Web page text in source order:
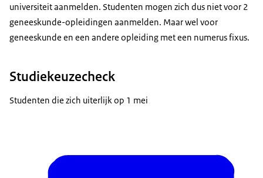
universiteit aanmelden. Studenten mogen zich dus niet voor 2
geneeskunde-opleidingen aanmelden. Maar wel voor
geneeskunde en een andere opleiding met een numerus fixus.
Studiekeuzecheck
Studenten die zich uiterlijk op 1 mei